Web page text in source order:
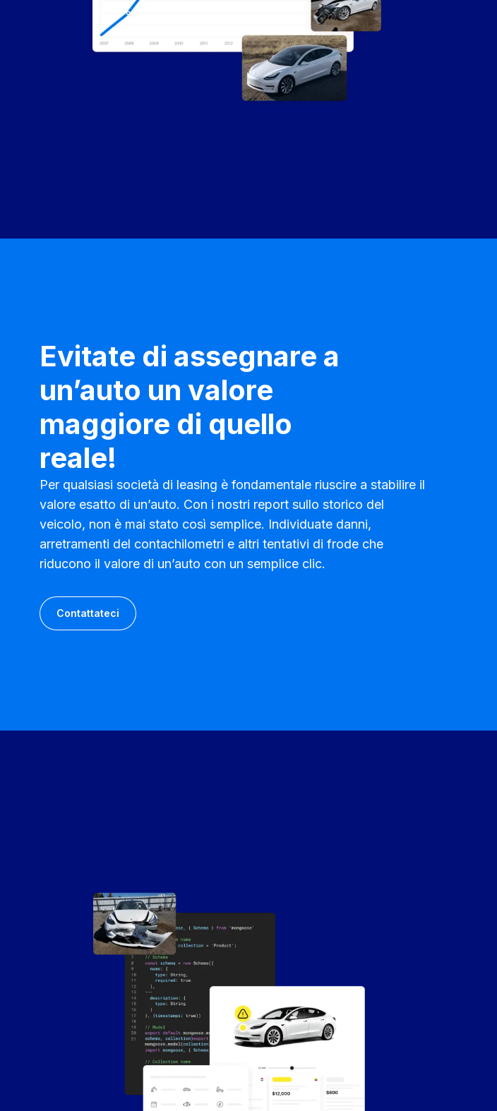
Evitate di assegnare a
un’auto un valore
maggiore di quello
reale!
Per qualsiasi società di leasing è fondamentale riuscire a stabilire il
valore esatto di un’auto. Con i nostri report sullo storico del
veicolo, non è mai stato così semplice. Individuate danni,
arretramenti del contachilometri e altri tentativi di frode che
riducono il valore di un’auto con un semplice clic.
Contattateci